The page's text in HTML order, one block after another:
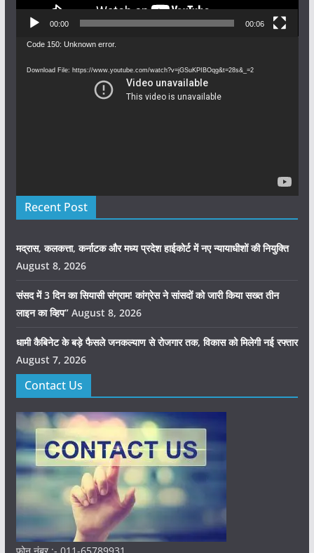
00:00 00:06
Video
Code 150: Unknown error.
Download File: https://www.youtube.com/watch?v=jGSuKPIBOqg&t=28s&_=2
Recent Post
मद्रास, कलकत्ता, कर्नाटक और मध्य प्रदेश हाईकोर्ट में नए न्यायाधीशों की नियुक्ति
August 8, 2026
संसद में 3 दिन का सियासी संग्राम! कांग्रेस ने सांसदों को जारी किया सख्त तीन
लाइन का व्हिप” August 8, 2026
धामी कैबिनेट के बड़े फैसले जनकल्याण से रोजगार तक, विकास को मिलेगी नई रफ्तार
August 7, 2026
Contact Us